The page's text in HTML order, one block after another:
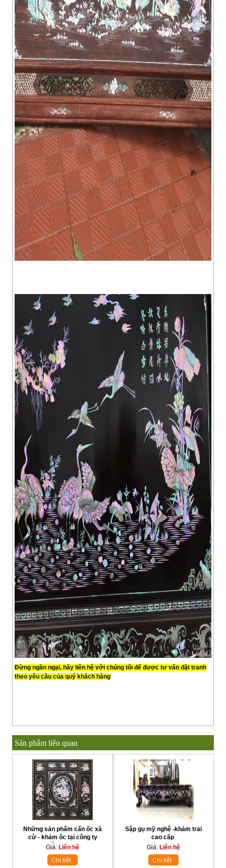
Đừng ngần ngại, hãy liên hệ với chúng tôi để được tư vấn đặt tranh
theo yêu cầu của quý khách hàng
Sản phẩm liên quan
Những sản phẩm cẩn ốc xà
cừ - khảm ốc tại công ty
Đăng Trọng
Giá: Liên hệ
Sập gụ mỹ nghệ -khảm trai
cao cấp
Giá: Liên hệ